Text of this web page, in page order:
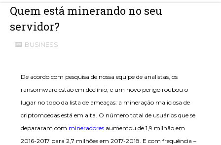
Quem está minerando no seu
servidor?
BUSINESS
De acordo com pesquisa de nossa equipe de analistas, os
ransomware estão em declínio, e um novo perigo roubou o
lugar no topo da lista de ameaças: a mineração maliciosa de
criptomoedas está em alta. O número total de usuários que se
depararam com mineradores aumentou de 1,9 milhão em
2016-2017 para 2,7 milhões em 2017-2018. E com frequência –